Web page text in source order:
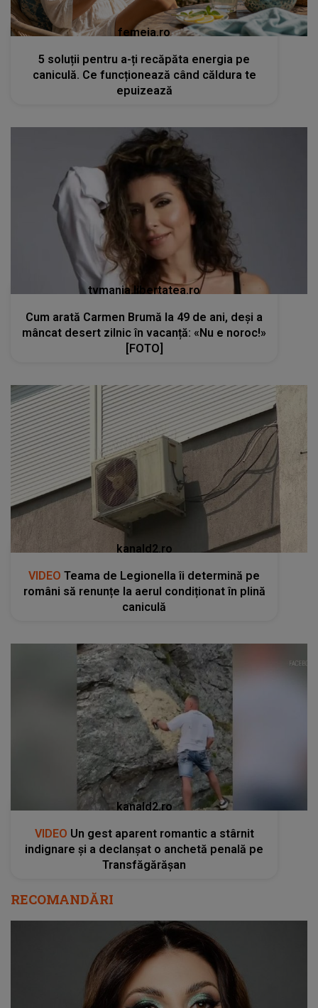
femeia.ro
5 soluții pentru a-ți recăpăta energia pe
caniculă. Ce funcționează când căldura te
epuizează
tvmania.libertatea.ro
Cum arată Carmen Brumă la 49 de ani, deși a
mâncat desert zilnic în vacanță: «Nu e noroc!»
[FOTO]
kanald2.ro
VIDEO Teama de Legionella îi determină pe
români să renunțe la aerul condiționat în plină
caniculă
kanald2.ro
VIDEO Un gest aparent romantic a stârnit
indignare și a declanșat o anchetă penală pe
Transfăgărășan
RECOMANDĂRI